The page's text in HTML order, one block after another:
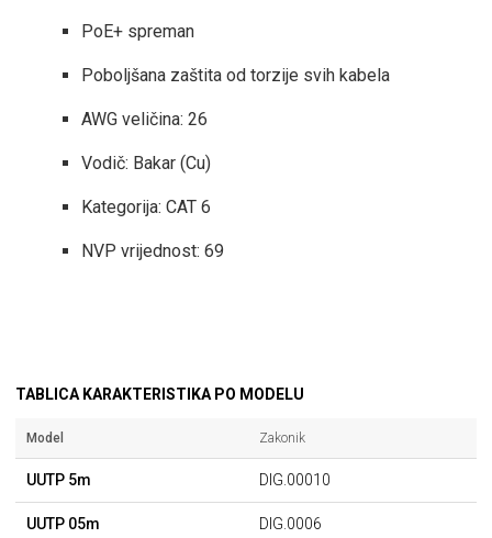
PoE+ spreman
Poboljšana zaštita od torzije svih kabela
AWG veličina: 26
Vodič: Bakar (Cu)
Kategorija: CAT 6
NVP vrijednost: 69
TABLICA KARAKTERISTIKA PO MODELU
Model Zakonik
UUTP 5m DIG.00010
UUTP 05m DIG.0006